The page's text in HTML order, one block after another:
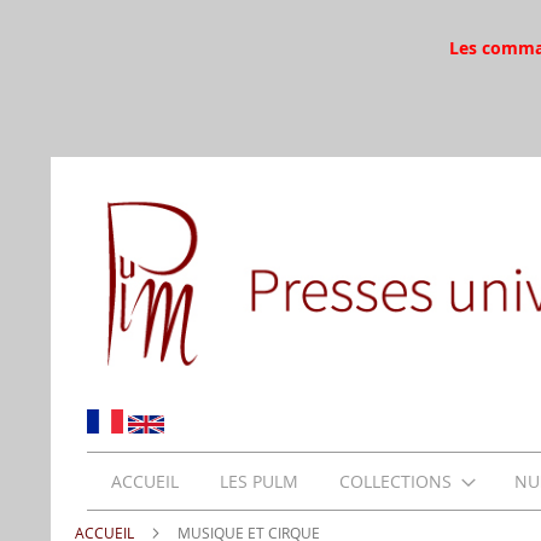
Les
ACCUEIL LES PULM COLLECTIONS
ACCUEIL MUSIQUE ET CIRQUE